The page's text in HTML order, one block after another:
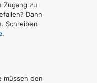
Zugang zu
Dann
Schreiben
.
müssen den